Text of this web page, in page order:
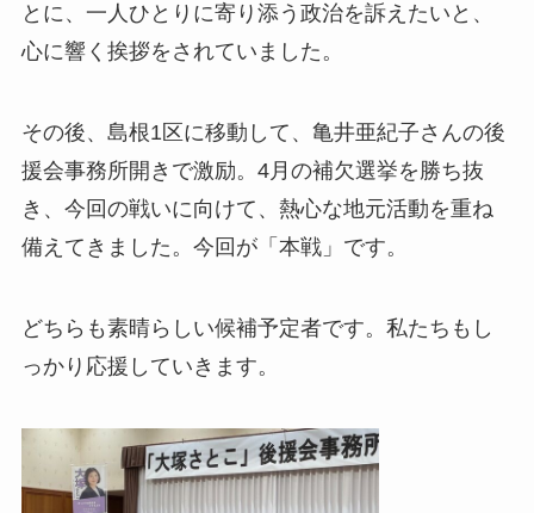
とに、一人ひとりに寄り添う政治を訴えたいと、
心に響く挨拶をされていました。
その後、島根1区に移動して、亀井亜紀子さんの後
援会事務所開きで激励。4月の補欠選挙を勝ち抜
き、今回の戦いに向けて、熱心な地元活動を重ね
備えてきました。今回が「本戦」です。
どちらも素晴らしい候補予定者です。私たちもし
っかり応援していきます。